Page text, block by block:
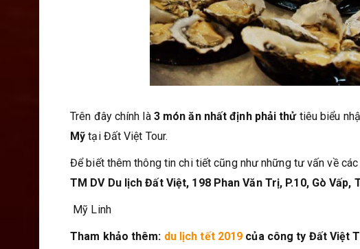
Trên đây chính là 3 món ăn nhất định phải thử tiêu biểu
Mỹtại Đất Việt Tour.
Để biết thêm thông tin chi tiết cũng như những tư vấn về
TM DV Du lịch Đất Việt, 198 Phan Văn Trị, P.10, Gò Vấp,
Mỹ Linh
Tham khảo thêm: du lịch tết 2019 của công ty Đất Việt